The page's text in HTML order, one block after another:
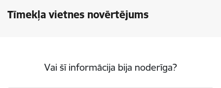
Tīmekļa vietnes novērtējums
Vai šī informācija bija noderīga?